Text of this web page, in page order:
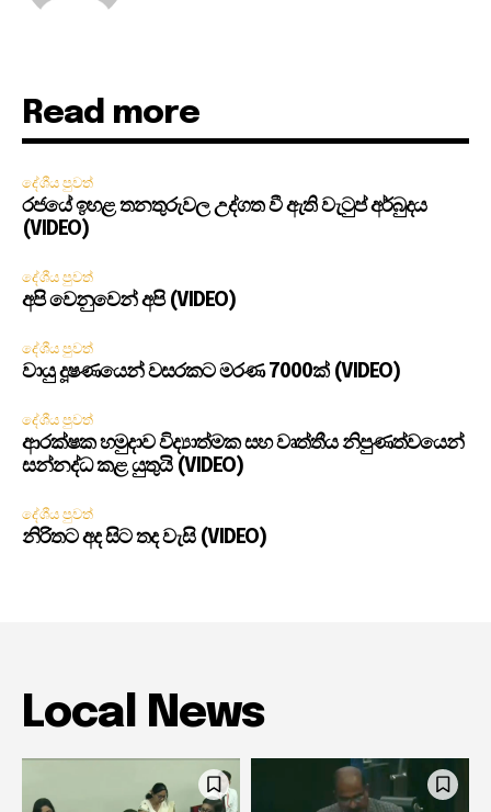
Read more
දේශීය පුවත්
රජයේ ඉහළ තනතුරුවල උද්ගත වී ඇති වැටුප් අර්බුදය
(VIDEO)
දේශීය පුවත්
අපි වෙනුවෙන් අපි (VIDEO)
දේශීය පුවත්
වායු දූෂණයෙන් වසරකට මරණ 7000ක් (VIDEO)
දේශීය පුවත්
ආරක්ෂක හමුදාව විද්‍යාත්මක සහ වෘත්තීය නිපුණත්වයෙන්
සන්නද්ධ කළ යුතුයි (VIDEO)
දේශීය පුවත්
නිරිතට අද සිට තද වැසි (VIDEO)
Local News